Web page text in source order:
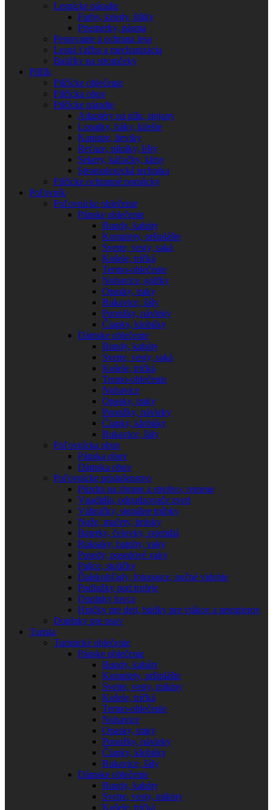
Lesnícke náradie
Farby, kriedy, štítky
Priemerky, pásma
Pestovanie a ochrana lesa
Lesná ťažba a mechanizácia
Baličky na stromčeky
Pilčík
Pilčícke oblečenie
Pilčícka obuv
Pilčícke náradie
Adaptéry na pílu, stojany
Lopatky, háky, kliešte
Kanistre, lieviky
Reťaze, pilníky, lišty
Sekery, káľačky, kliny
Stromolezecká technika
Pilčícke ochranné pomôcky
Poľovník
Poľovnícke oblečenie
Pánske oblečenie
Bundy, kabáty
Komplety, pršiplášte
Svetre, vesty, saká
Košele, tričká
Termo-oblečenie
Nohavice, golfky
Opasky, traky
Rukavice, šály
Ponožky, návleky
Čiapky, klobúky
Dámske oblečenie
Bundy, kabáty
Svetre, vesty, saká
Košele, tričká
Termo-oblečenie
Nohavice
Opasky, traky
Ponožky, návleky
Čiapky, klobúky
Rukavice, šály
Poľovnícka obuv
Pánska obuv
Dámska obuv
Poľovnícke príslušenstvo
Púzdra na zbrane a strelivo, remene
Vnadidla, odpudzovače zveri
Vábničky, signálne trúbky
Nože, mačety, brúsky
Baterky, čelovky, svietidlá
Ruksaky, batohy, vaky
Posedy, posedové vaky
Palice, stoličky
Ďalekohľady, fotopasce, nočné videnie
Podložky pod trofeje
Doplnky lovca
Hračky pre deti, búdky pre vtákov a netopierov
Doplnky pre psov
Turista
Turistické oblečenie
Pánske oblečenie
Bundy, kabáty
Komplety, pršiplášte
Svetre, vesty, mikiny
Košele, tričká
Termo-oblečenie
Nohavice
Opasky, traky
Ponožky, návleky
Čiapky, klobúky
Rukavice, šály
Dámske oblečenie
Bundy, kabáty
Svetre, vesty, mikiny
Košele, tričká